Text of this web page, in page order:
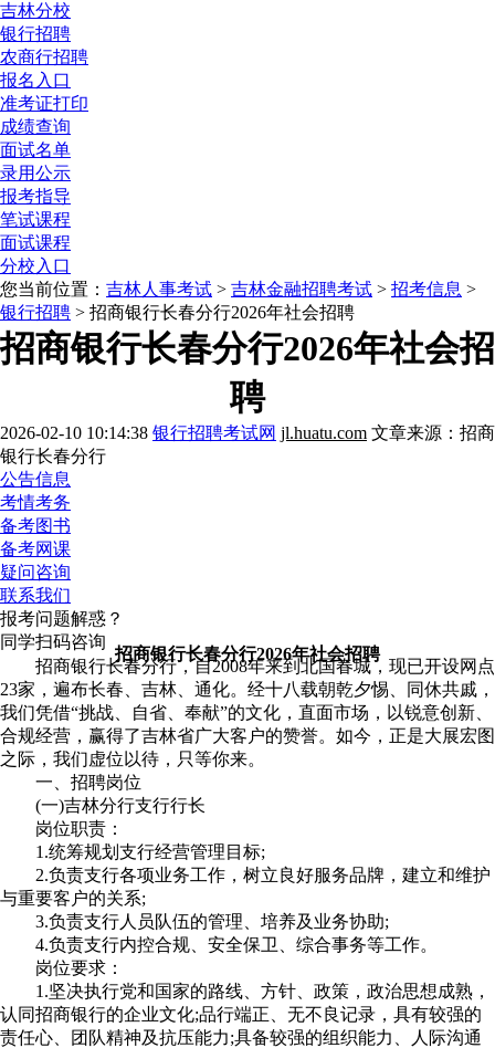
吉林分校
银行招聘
农商行招聘
报名入口
准考证打印
成绩查询
面试名单
录用公示
报考指导
笔试课程
面试课程
分校入口
您当前位置： 吉林人事考试 > 吉林金融招聘考试 > 招考信息 >
银行招聘 > 招商银行长春分行2026年社会招聘
招商银行长春分行2026年社会招
聘
2026-02-10 10:14:38 银行招聘考试网 jl.huatu.com 文章来源：招商
银行长春分行
公告信息
考情考务
备考图书
备考网课
疑问咨询
联系我们
报考问题解惑？
同学扫码咨询
招商银行长春分行2026年社会招聘
招商银行长春分行，自2008年来到北国春城，现已开设网点
23家，遍布长春、吉林、通化。经十八载朝乾夕惕、同休共戚，
我们凭借“挑战、自省、奉献”的文化，直面市场，以锐意创新、
合规经营，赢得了吉林省广大客户的赞誉。如今，正是大展宏图
之际，我们虚位以待，只等你来。
一、招聘岗位
(一)吉林分行支行行长
岗位职责：
1.统筹规划支行经营管理目标;
2.负责支行各项业务工作，树立良好服务品牌，建立和维护
与重要客户的关系;
3.负责支行人员队伍的管理、培养及业务协助;
4.负责支行内控合规、安全保卫、综合事务等工作。
岗位要求：
1.坚决执行党和国家的路线、方针、政策，政治思想成熟，
认同招商银行的企业文化;品行端正、无不良记录，具有较强的
责任心、团队精神及抗压能力;具备较强的组织能力、人际沟通